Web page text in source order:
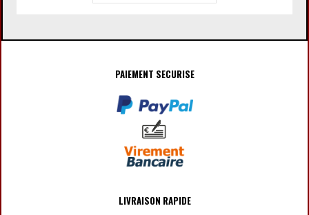
PAIEMENT SECURISE
LIVRAISON RAPIDE